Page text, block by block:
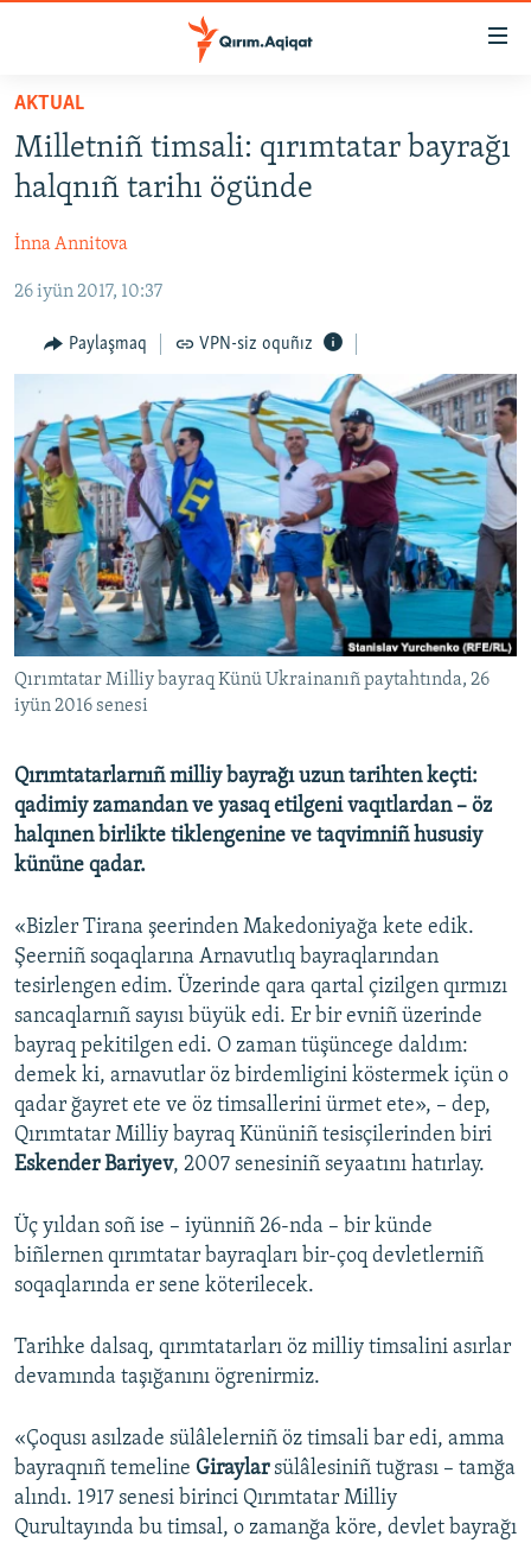
Esas
qaytmaq
Baş
navigatsiyağa
qaytmaq
qaytmaq
HABERLER
SİYASET
İQTİSADİYAT
CEMİYET
MEDENİYET
İNSAN AQLARI
SÜRET
BLOGLAR
FİKİR
Русский
Українською
QOŞULIÑIZ!
RFE/RS bütün saytları
AKTUAL
Milletniñ timsali: qırımtatar bayrağı
halqnıñ tarihı ögünde
İnna Annitova
26 iyün 2017, 10:37
Paylaşmaq VPN-siz oquñız
Qırımtatar Milliy bayraq Künü Ukrainanıñ paytahtında, 26
iyün 2016 senesi
Qırımtatarlarnıñ milliy bayrağı uzun tarihten keçti:
qadimiy zamandan ve yasaq etilgeni vaqıtlardan – öz
halqınen birlikte tiklengenine ve taqvimniñ hususiy
kününe qadar.
«Bizler Tirana şeerinden Makedoniyağa kete edik.
Şeerniñ soqaqlarına Arnavutlıq bayraqlarından
tesirlengen edim. Üzerinde qara qartal çizilgen qırmızı
sancaqlarnıñ sayısı büyük edi. Er bir evniñ üzerinde
bayraq pekitilgen edi. O zaman tüşüncege daldım:
demek ki, arnavutlar öz birdemligini köstermek içün o
qadar ğayret ete ve öz timsallerini ürmet ete», – dep,
Qırımtatar Milliy bayraq Kününiñ tesisçilerinden biri
Eskender Bariyev, 2007 senesiniñ seyaatını hatırlay.
Üç yıldan soñ ise – iyünniñ 26-nda – bir künde
biñlernen qırımtatar bayraqları bir-çoq devletlerniñ
soqaqlarında er sene köterilecek.
Tarihke dalsaq, qırımtatarları öz milliy timsalini asırlar
devamında taşığanını ögrenirmiz.
«Çoqusı asılzade sülâlelerniñ öz timsali bar edi, amma
bayraqnıñ temeline Giraylarsülâlesiniñ tuğrası – tamğa
alındı. 1917 senesi birinci Qırımtatar Milliy
Qurultayında bu timsal, o zamanğa köre, devlet bayrağı